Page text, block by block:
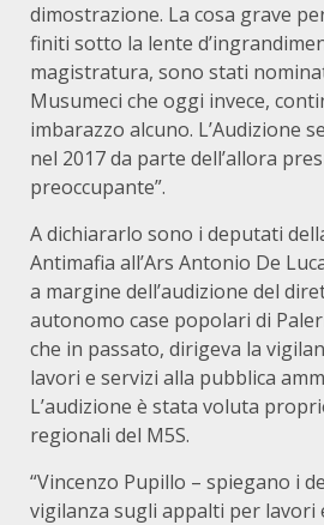
dimostrazione. La cosa grave
finiti sotto la lente
magistratura, sono stati
Musumeci che oggi invece,
imbarazzo alcuno. L’Audizione
nel 2017 da parte dell’allora
preoccupante”.
A dichiararlo sono i deputati
Antimafia all’Ars Antonio De
a margine dell’audizione del
autonomo case popolari di
che in passato, dirigeva la
lavori e servizi alla pubblica
L’audizione è stata voluta
regionali del M5S.
“Vincenzo Pupillo – spiegano i
vigilanza sugli appalti per lavori